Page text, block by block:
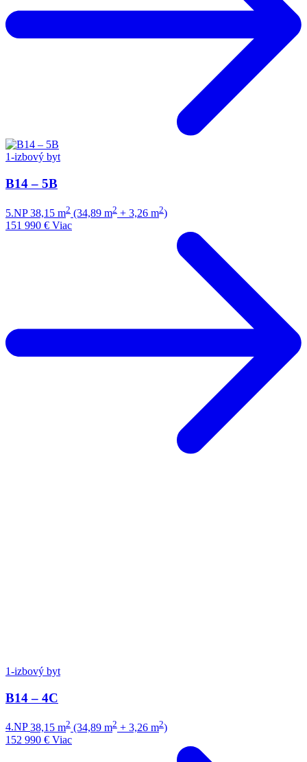
1-izbový byt
B14 – 5B
5.NP 38,15 m2 (34,89 m2 + 3,26 m2)
151 990 € Viac
1-izbový byt
B14 – 4C
4.NP 38,15 m2 (34,89 m2 + 3,26 m2)
152 990 € Viac